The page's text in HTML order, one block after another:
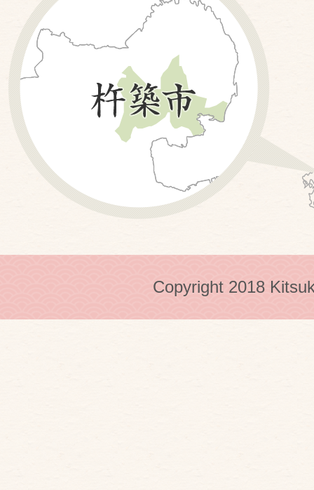
Copyright 2018